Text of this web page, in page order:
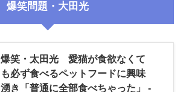
爆笑問題・大田光
爆笑・太田光 愛猫が食欲なくて
も必ず食べるペットフードに興味
湧き「普通に全部食べちゃった」 -